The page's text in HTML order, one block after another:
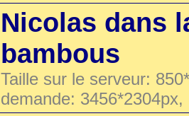
Nicolas dans
bambous
Taille sur le serveur:
demande: